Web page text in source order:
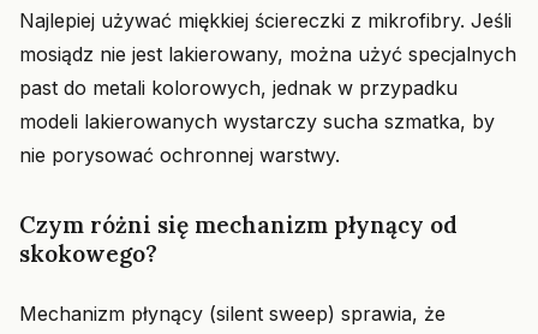
Najlepiej używać miękkiej ściereczki z mikrofibry. Jeśli
mosiądz nie jest lakierowany, można użyć specjalnych
past do metali kolorowych, jednak w przypadku
modeli lakierowanych wystarczy sucha szmatka, by
nie porysować ochronnej warstwy.
Czym różni się mechanizm płynący od
skokowego?
Mechanizm płynący (silent sweep) sprawia, że